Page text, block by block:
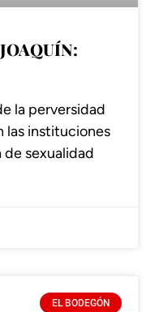
la perversidad
las instituciones
de sexualidad
EL BODEGÓN